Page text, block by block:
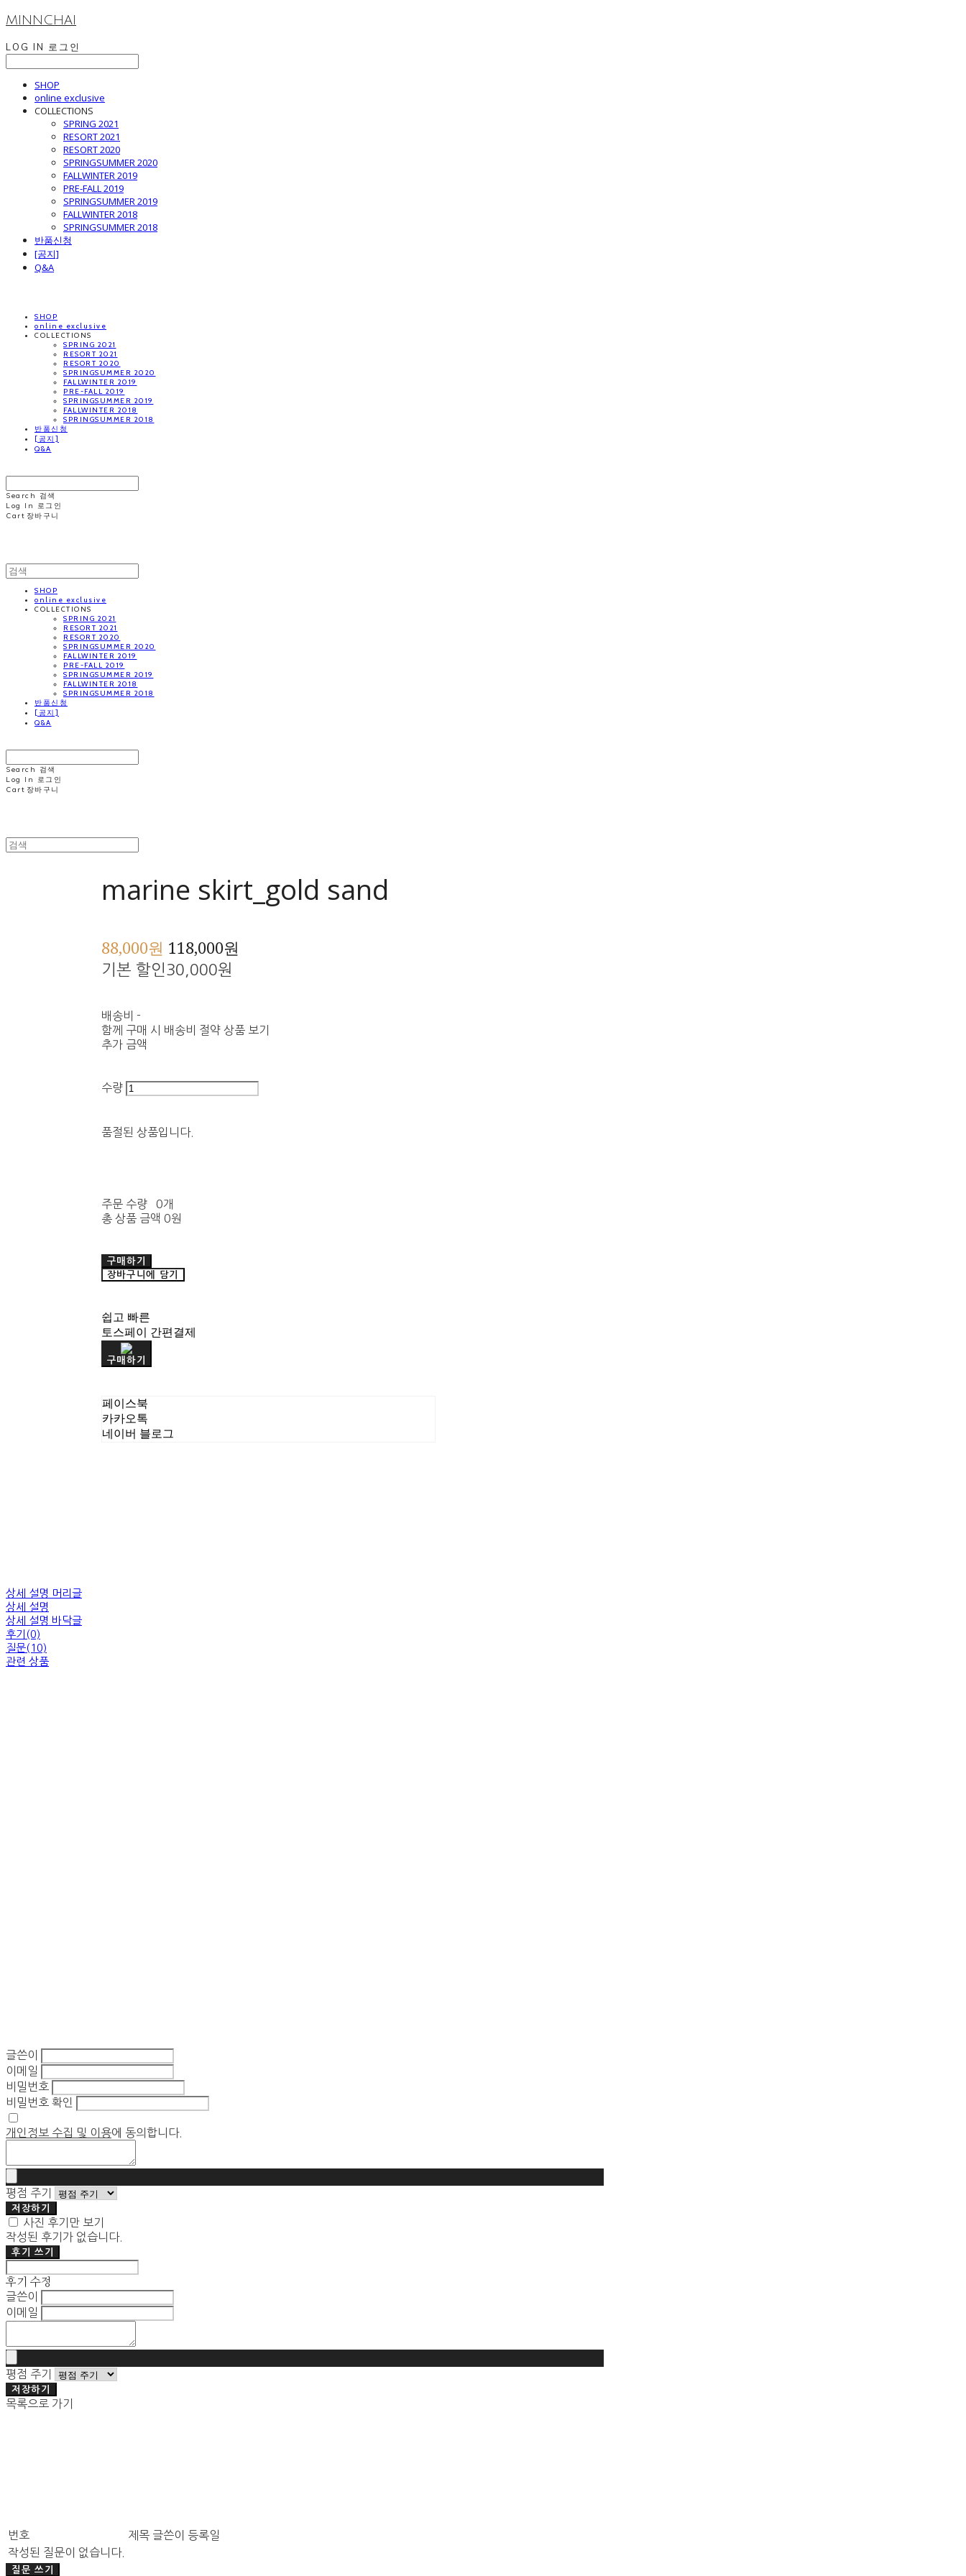
MINNCHAI
LOG IN 로그인
SHOP
online exclusive
COLLECTIONS
SPRING 2021
RESORT 2021
RESORT 2020
SPRINGSUMMER 2020
FALLWINTER 2019
PRE-FALL 2019
SPRINGSUMMER 2019
FALLWINTER 2018
SPRINGSUMMER 2018
반품신청
[공지]
Q&A
SHOP
online exclusive
COLLECTIONS
SPRING 2021
RESORT 2021
RESORT 2020
SPRINGSUMMER 2020
FALLWINTER 2019
PRE-FALL 2019
SPRINGSUMMER 2019
FALLWINTER 2018
SPRINGSUMMER 2018
반품신청
[공지]
Q&A
Search
검색
Log In
로그인
Cart 장바구니
SHOP
online exclusive
COLLECTIONS
SPRING 2021
RESORT 2021
RESORT 2020
SPRINGSUMMER 2020
FALLWINTER 2019
PRE-FALL 2019
SPRINGSUMMER 2019
FALLWINTER 2018
SPRINGSUMMER 2018
반품신청
[공지]
Q&A
Search
검색
Log In
로그인
Cart 장바구니
marine skirt_gold sand
88,000원 118,000원
기본 할인30,000원
배송비 -
함께 구매 시 배송비 절약 상품 보기
추가 금액
수량
품절된 상품입니다.
주문 수량
0개
총 상품 금액 0원
구매하기
장바구니에 담기
쉽고 빠른
토스페이 간편결제
구매하기
페이스북
카카오톡
네이버 블로그
상세 설명 머리글
상세 설명
상세 설명 바닥글
후기(0)
질문(10)
관련 상품
글쓴이
이메일
비밀번호
비밀번호 확인
개인정보 수집 및 이용에 동의합니다.
평점 주기
저장하기
사진 후기만 보기
작성된 후기가 없습니다.
후기 쓰기
후기 수정
글쓴이
이메일
평점 주기
저장하기
목록으로 가기
번호 제목 글쓴이
등록일
작성된 질문이 없습니다.
질문 쓰기